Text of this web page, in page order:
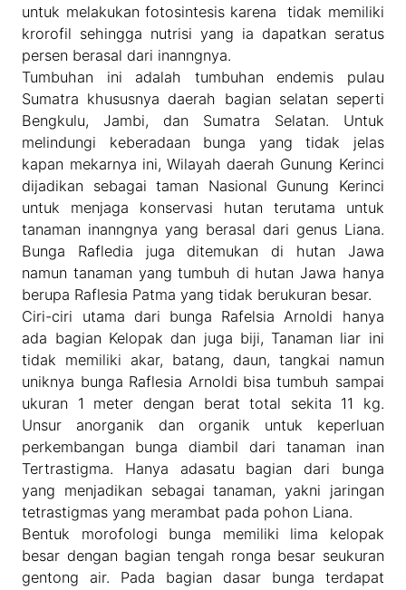
untuk melakukan fotosintesis karena tidak memiliki
krorofil sehingga nutrisi yang ia dapatkan seratus
persen berasal dari inanngnya.
Tumbuhan ini adalah tumbuhan endemis pulau
Sumatra khususnya daerah bagian selatan seperti
Bengkulu, Jambi, dan Sumatra Selatan. Untuk
melindungi keberadaan bunga yang tidak jelas
kapan mekarnya ini, Wilayah daerah Gunung Kerinci
dijadikan sebagai taman Nasional Gunung Kerinci
untuk menjaga konservasi hutan terutama untuk
tanaman inanngnya yang berasal dari genus Liana.
Bunga Rafledia juga ditemukan di hutan Jawa
namun tanaman yang tumbuh di hutan Jawa hanya
berupa Raflesia Patma yang tidak berukuran besar.
Ciri-ciri utama dari bunga Rafelsia Arnoldi hanya
ada bagian Kelopak dan juga biji, Tanaman liar ini
tidak memiliki akar, batang, daun, tangkai namun
uniknya bunga Raflesia Arnoldi bisa tumbuh sampai
ukuran 1 meter dengan berat total sekita 11 kg.
Unsur anorganik dan organik untuk keperluan
perkembangan bunga diambil dari tanaman inan
Tertrastigma. Hanya adasatu bagian dari bunga
yang menjadikan sebagai tanaman, yakni jaringan
tetrastigmas yang merambat pada pohon Liana.
Bentuk morofologi bunga memiliki lima kelopak
besar dengan bagian tengah ronga besar seukuran
gentong air. Pada bagian dasar bunga terdapat